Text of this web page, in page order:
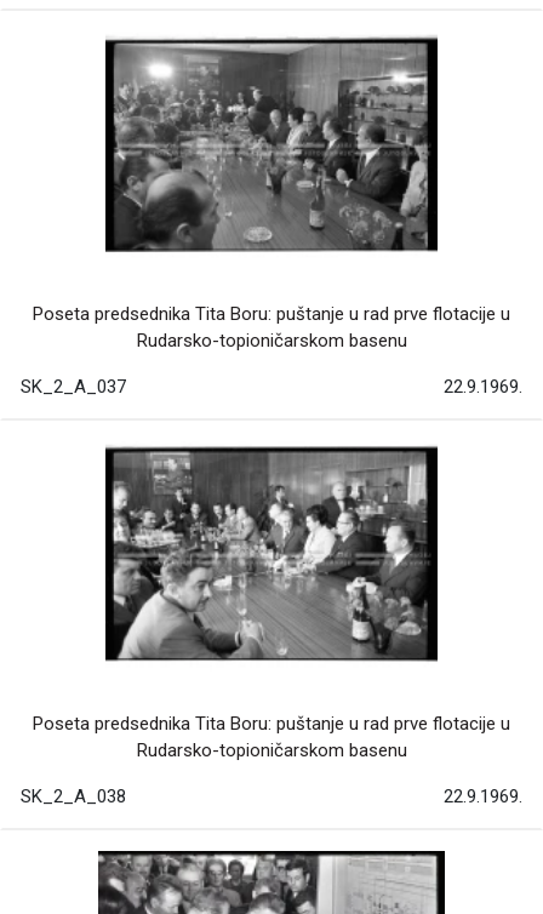
Poseta predsednika Tita Boru: puštanje u rad prve flotacije u
Rudarsko-topioničarskom basenu
SK_2_A_037 22.9.1969.
Poseta predsednika Tita Boru: puštanje u rad prve flotacije u
Rudarsko-topioničarskom basenu
SK_2_A_038 22.9.1969.